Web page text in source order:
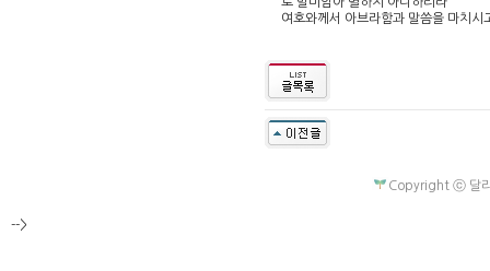
여호와께서 아브라함과 말씀을 마치
Copyright ⓒ 달
-->